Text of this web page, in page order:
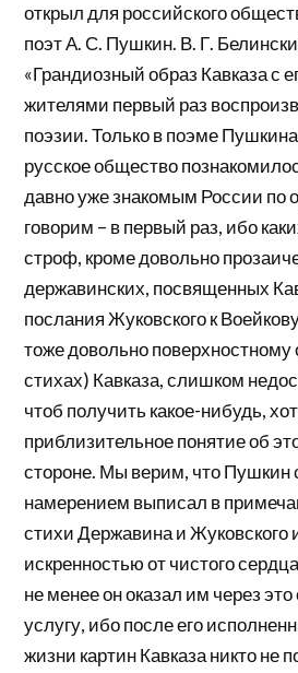
открыл для российского
поэт А. С. Пушкин. В. Г.
«Грандиозный образ Кавказа с
жителями первый раз
поэзии. Только в поэме
русское общество
давно уже знакомым России
говорим – в первый раз, ибо
строф, кроме довольно
державинских, посвященных
послания Жуковского к
тоже довольно
стихах) Кавказа, слишком
чтоб получить какое-нибудь,
приблизительное понятие об
стороне. Мы верим, что Пушкин
намерением выписал в
стихи Державина и Жуковского
искренностью от чистого
не менее он оказал им через
услугу, ибо после его
жизни картин Кавказа никто не